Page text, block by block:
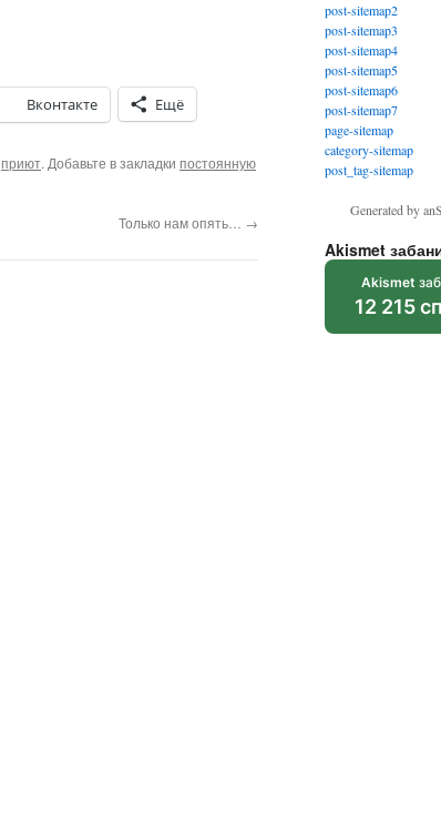
Вконтакте Ещё
приют. Добавьте в закладки постоянную
Только нам опять… →
post-sitemap2
post-sitemap3
post-sitemap4
post-sitemap5
post-sitemap6
post-sitemap7
page-sitemap
category-sitemap
post_tag-sitemap
Generated by
Akismet
Akismet
12 215